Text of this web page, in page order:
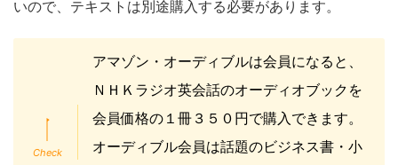
いので、テキストは別途購入する必要があります。
アマゾン・オーディブルは会員になると、
ＮＨＫラジオ英会話のオーディオブックを
会員価格の１冊３５０円で購入できます。
オーディブル会員は話題のビジネス書・小